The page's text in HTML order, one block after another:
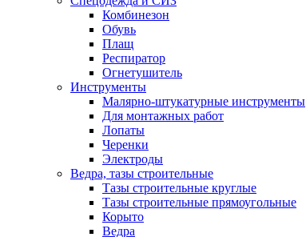
Комбинезон
Обувь
Плащ
Респиратор
Огнетушитель
Инструменты
Малярно-штукатурные инструменты
Для монтажных работ
Лопаты
Черенки
Электроды
Ведра, тазы строительные
Тазы строительные круглые
Тазы строительные прямоугольные
Корыто
Ведра